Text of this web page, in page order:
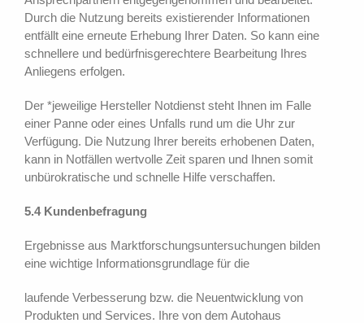
Durch die Nutzung bereits existierender Informationen
entfällt eine erneute Erhebung Ihrer Daten. So kann eine
schnellere und bedürfnisgerechtere Bearbeitung Ihres
Anliegens erfolgen.
Der *jeweilige Hersteller Notdienst steht Ihnen im Falle
einer Panne oder eines Unfalls rund um die Uhr zur
Verfügung. Die Nutzung Ihrer bereits erhobenen Daten,
kann in Notfällen wertvolle Zeit sparen und Ihnen somit
unbürokratische und schnelle Hilfe verschaffen.
5.4 Kundenbefragung
Ergebnisse aus Marktforschungsuntersuchungen bilden
eine wichtige Informationsgrundlage für die
laufende Verbesserung bzw. die Neuentwicklung von
Produkten und Services. Ihre von dem Autohaus